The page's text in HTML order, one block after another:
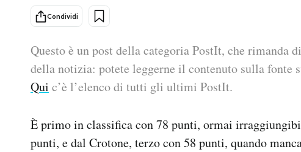
Altrecose
Mondiali calcio 2026
Condividi
Questo è un post della categoria PostIt, che rimanda
della notizia: potete leggerne il contenuto sulla fonte
Qui c’è l’elenco di tutti gli ultimi PostIt.
È primo in classifica con 78 punti, ormai
punti, e dal Crotone, terzo con 58 punti, quando